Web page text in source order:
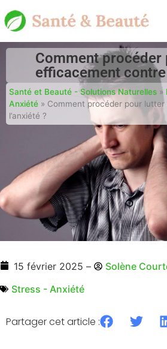
Comment procéder
efficacement contre
Santé et Beauté - Solutions Naturelles »
Anxiété » Comment procéder pour
l’anxiété ?
15 février 2025 –
Solène
Stress - Anxiété
Partager cet article :